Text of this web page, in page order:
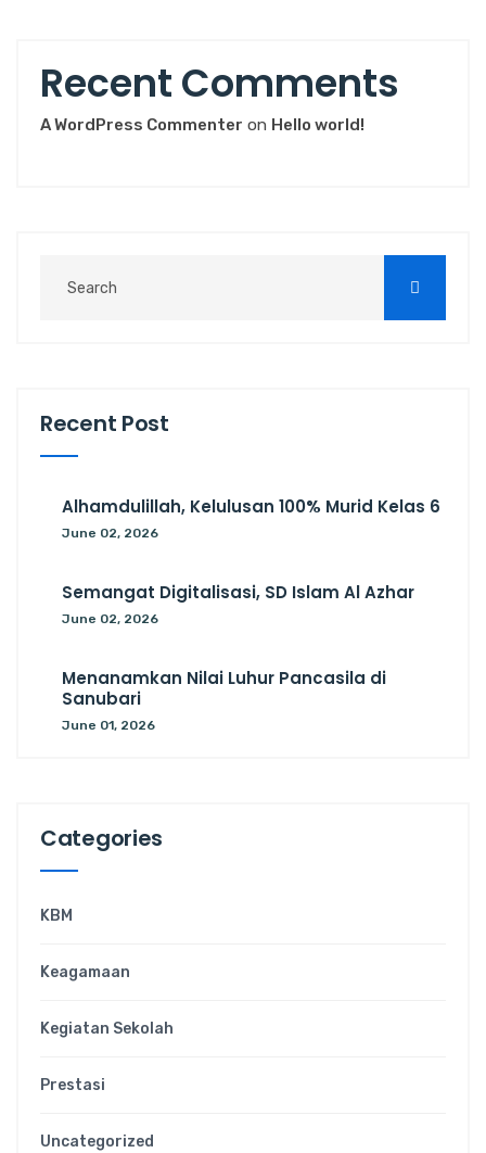
Recent Comments
A WordPress Commenter on Hello world!
Recent Post
Alhamdulillah, Kelulusan 100% Murid Kelas 6
June 02, 2026
Semangat Digitalisasi, SD Islam Al Azhar
June 02, 2026
Menanamkan Nilai Luhur Pancasila di
Sanubari
June 01, 2026
Categories
KBM
Keagamaan
Kegiatan Sekolah
Prestasi
Uncategorized